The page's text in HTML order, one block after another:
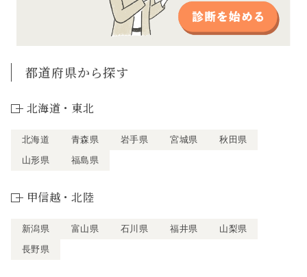
都道府県から探す
北海道・東北
北海道 青森県 岩手県 宮城県
秋田県
山形県
福島県
甲信越・北陸
新潟県 富山県 石川県 福井県
山梨県
長野県